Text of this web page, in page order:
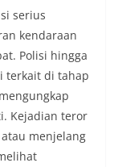
serius
kendaraan
Polisi hingga
terkait di tahap
Kejadian teror
menjelang